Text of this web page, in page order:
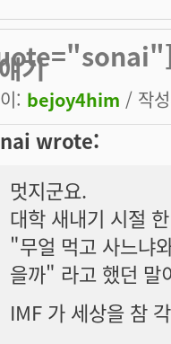
기
: bejoy4him / 작
wrote:
멋지군요.
대학 새내기 시절
"무얼 먹고 사느냐
을까" 라고 했던 말
IMF 가 세상을 참